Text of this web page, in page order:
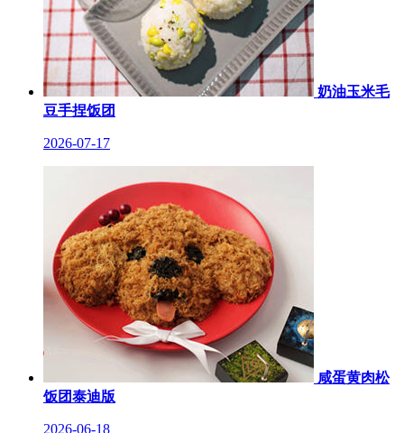
奶油玉米毛
豆手捏饭团
2026-07-17
咸蛋黄肉松
饭团泰迪版
2026-06-18